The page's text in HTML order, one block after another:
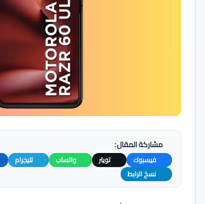
مشاركة المقال:
فيسبوك تويتر واتساب تليجرام
نسخ الرابط